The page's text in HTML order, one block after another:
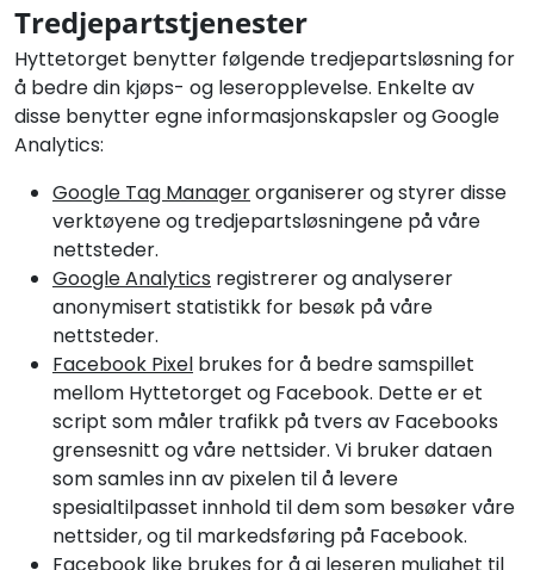
Tredjepartstjenester
Hyttetorget benytter følgende tredjepartsløsning for
å bedre din kjøps- og leseropplevelse. Enkelte av
disse benytter egne informasjonskapsler og Google
Analytics:
Google Tag Managerorganiserer og styrer disse
verktøyene og tredjepartsløsningene på våre
nettsteder.
Google Analytics registrerer og analyserer
anonymisert statistikk for besøk på våre
nettsteder.
Facebook Pixel brukes for å bedre samspillet
mellom Hyttetorget og Facebook. Dette er et
script som måler trafikk på tvers av Facebooks
grensesnitt og våre nettsider. Vi bruker dataen
som samles inn av pixelen til å levere
spesialtilpasset innhold til dem som besøker våre
nettsider, og til markedsføring på Facebook.
Facebook like brukes for å gi leseren mulighet til